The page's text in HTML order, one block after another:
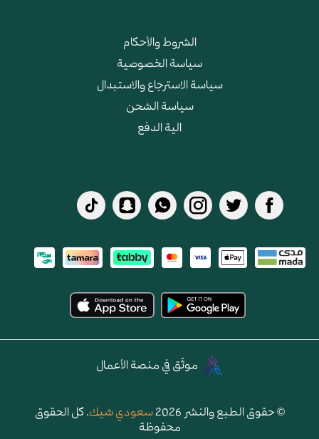
الشروط والأحكام
سياسة الخصوصية
سياسة الاسترجاع والاستبدال
سياسة الشحن
الية الدفع
موثّق في منصة الأعمال
© حقوق الطبع والنشر 2026 سعودي شيك. كل الحقوق
محفوظة